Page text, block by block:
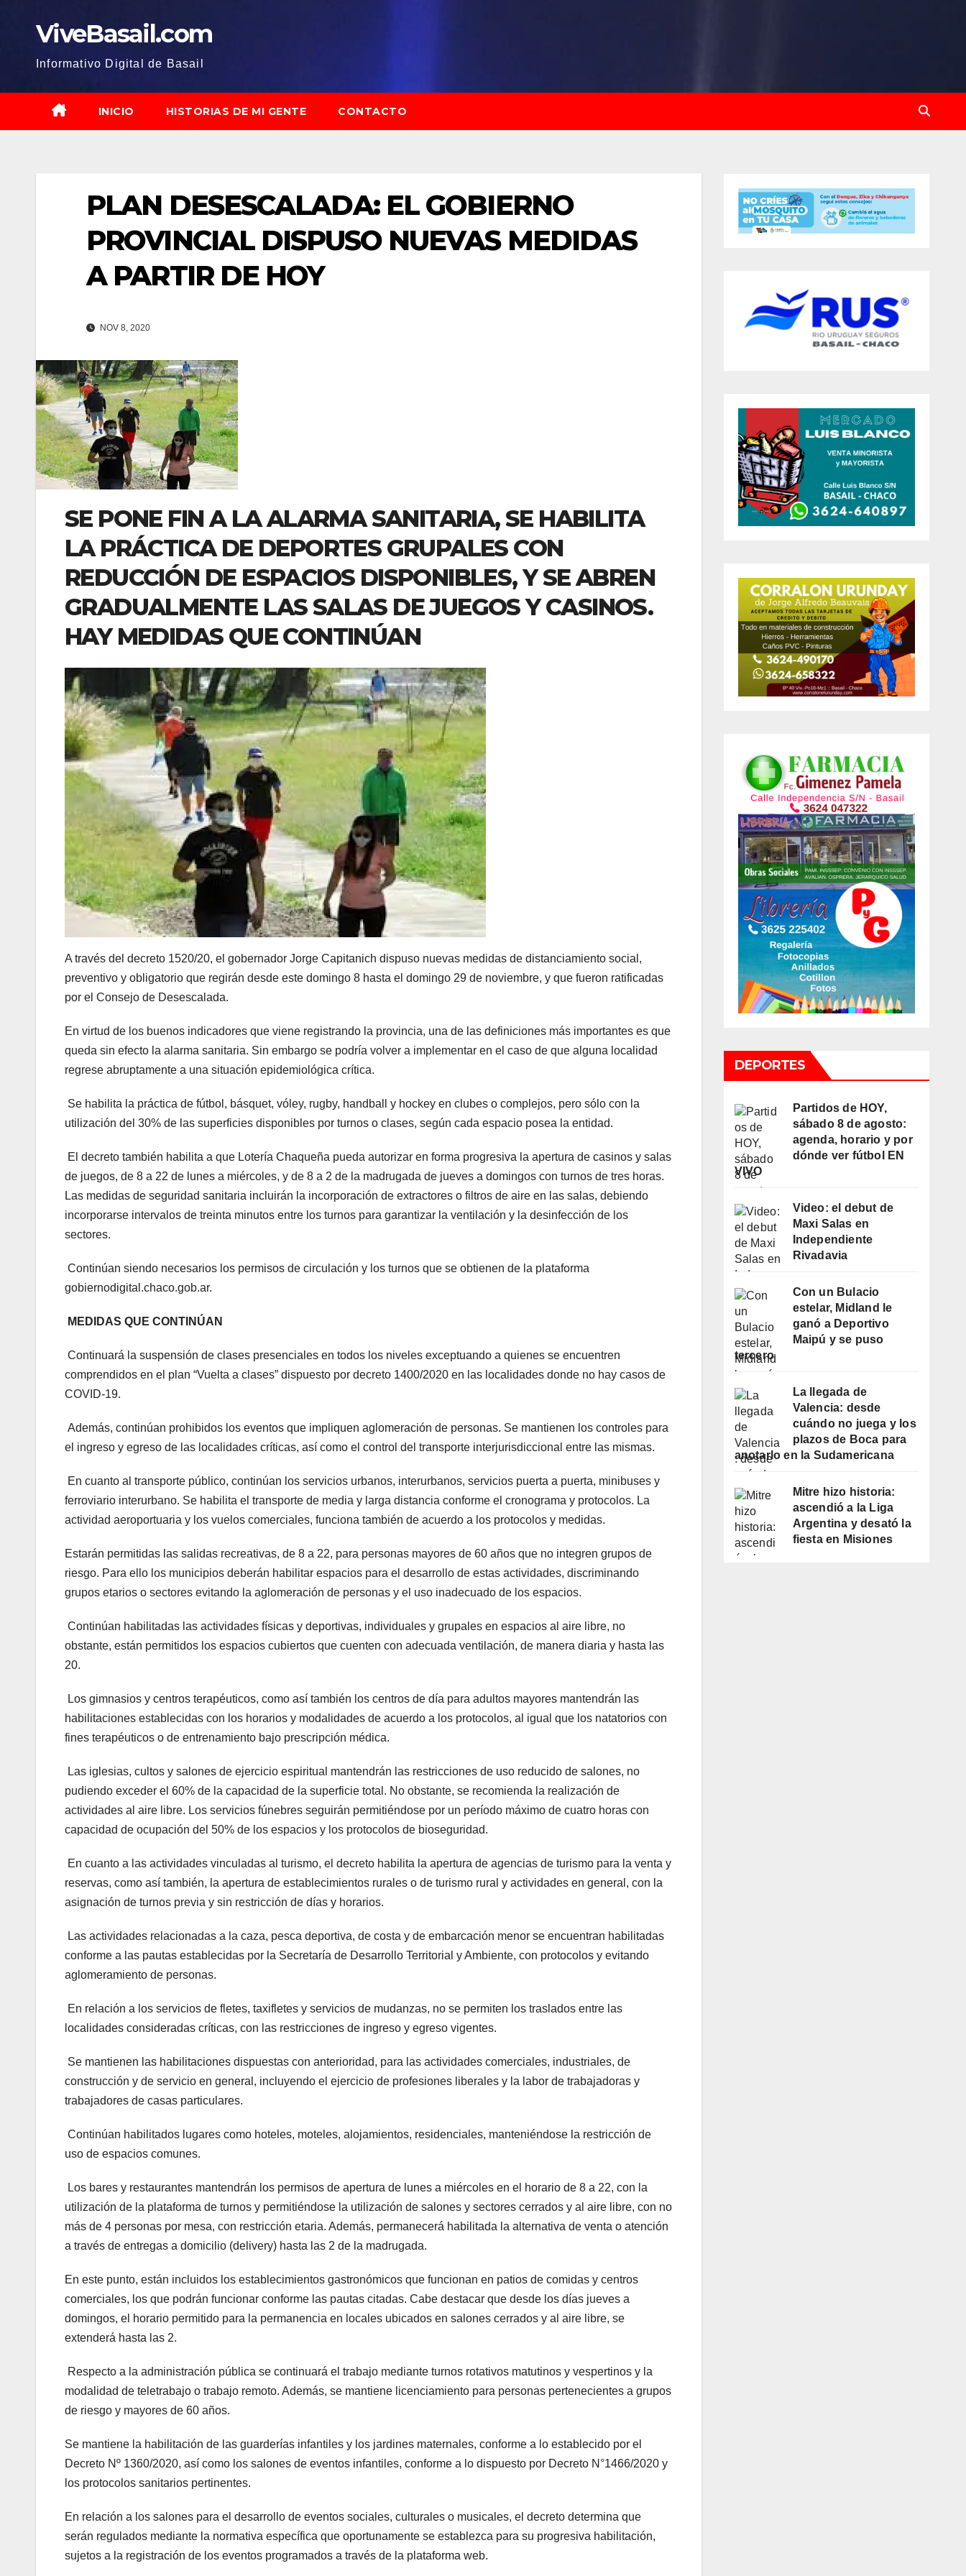
ViveBasail.com
Informativo Digital de Basail
INICIO HISTORIAS DE MI GENTE CONTACTO
PLAN DESESCALADA: EL GOBIERNO
PROVINCIAL DISPUSO NUEVAS MEDIDAS
A PARTIR DE HOY
NOV 8, 2020
SE PONE FIN A LA ALARMA SANITARIA, SE HABILITA
LA PRÁCTICA DE DEPORTES GRUPALES CON
REDUCCIÓN DE ESPACIOS DISPONIBLES, Y SE ABREN
GRADUALMENTE LAS SALAS DE JUEGOS Y CASINOS.
HAY MEDIDAS QUE CONTINÚAN
A través del decreto 1520/20, el gobernador Jorge Capitanich dispuso nuevas medidas de distanciamiento social,
preventivo y obligatorio que regirán desde este domingo 8 hasta el domingo 29 de noviembre, y que fueron ratificadas
por el Consejo de Desescalada.
En virtud de los buenos indicadores que viene registrando la provincia, una de las definiciones más importantes es que
queda sin efecto la alarma sanitaria. Sin embargo se podría volver a implementar en el caso de que alguna localidad
regrese abruptamente a una situación epidemiológica crítica.
Se habilita la práctica de fútbol, básquet, vóley, rugby, handball y hockey en clubes o complejos, pero sólo con la
utilización del 30% de las superficies disponibles por turnos o clases, según cada espacio posea la entidad.
El decreto también habilita a que Lotería Chaqueña pueda autorizar en forma progresiva la apertura de casinos y salas
de juegos, de 8 a 22 de lunes a miércoles, y de 8 a 2 de la madrugada de jueves a domingos con turnos de tres horas.
Las medidas de seguridad sanitaria incluirán la incorporación de extractores o filtros de aire en las salas, debiendo
incorporarse intervalos de treinta minutos entre los turnos para garantizar la ventilación y la desinfección de los
sectores.
Continúan siendo necesarios los permisos de circulación y los turnos que se obtienen de la plataforma
gobiernodigital.chaco.gob.ar.
MEDIDAS QUE CONTINÚAN
Continuará la suspensión de clases presenciales en todos los niveles exceptuando a quienes se encuentren
comprendidos en el plan “Vuelta a clases” dispuesto por decreto 1400/2020 en las localidades donde no hay casos de
COVID-19.
Además, continúan prohibidos los eventos que impliquen aglomeración de personas. Se mantienen los controles para
el ingreso y egreso de las localidades críticas, así como el control del transporte interjurisdiccional entre las mismas.
En cuanto al transporte público, continúan los servicios urbanos, interurbanos, servicios puerta a puerta, minibuses y
ferroviario interurbano. Se habilita el transporte de media y larga distancia conforme el cronograma y protocolos. La
actividad aeroportuaria y los vuelos comerciales, funciona también de acuerdo a los protocolos y medidas.
Estarán permitidas las salidas recreativas, de 8 a 22, para personas mayores de 60 años que no integren grupos de
riesgo. Para ello los municipios deberán habilitar espacios para el desarrollo de estas actividades, discriminando
grupos etarios o sectores evitando la aglomeración de personas y el uso inadecuado de los espacios.
Continúan habilitadas las actividades físicas y deportivas, individuales y grupales en espacios al aire libre, no
obstante, están permitidos los espacios cubiertos que cuenten con adecuada ventilación, de manera diaria y hasta las
20.
Los gimnasios y centros terapéuticos, como así también los centros de día para adultos mayores mantendrán las
habilitaciones establecidas con los horarios y modalidades de acuerdo a los protocolos, al igual que los natatorios con
fines terapéuticos o de entrenamiento bajo prescripción médica.
Las iglesias, cultos y salones de ejercicio espiritual mantendrán las restricciones de uso reducido de salones, no
pudiendo exceder el 60% de la capacidad de la superficie total. No obstante, se recomienda la realización de
actividades al aire libre. Los servicios fúnebres seguirán permitiéndose por un período máximo de cuatro horas con
capacidad de ocupación del 50% de los espacios y los protocolos de bioseguridad.
En cuanto a las actividades vinculadas al turismo, el decreto habilita la apertura de agencias de turismo para la venta y
reservas, como así también, la apertura de establecimientos rurales o de turismo rural y actividades en general, con la
asignación de turnos previa y sin restricción de días y horarios.
Las actividades relacionadas a la caza, pesca deportiva, de costa y de embarcación menor se encuentran habilitadas
conforme a las pautas establecidas por la Secretaría de Desarrollo Territorial y Ambiente, con protocolos y evitando
aglomeramiento de personas.
En relación a los servicios de fletes, taxifletes y servicios de mudanzas, no se permiten los traslados entre las
localidades consideradas críticas, con las restricciones de ingreso y egreso vigentes.
Se mantienen las habilitaciones dispuestas con anterioridad, para las actividades comerciales, industriales, de
construcción y de servicio en general, incluyendo el ejercicio de profesiones liberales y la labor de trabajadoras y
trabajadores de casas particulares.
Continúan habilitados lugares como hoteles, moteles, alojamientos, residenciales, manteniéndose la restricción de
uso de espacios comunes.
Los bares y restaurantes mantendrán los permisos de apertura de lunes a miércoles en el horario de 8 a 22, con la
utilización de la plataforma de turnos y permitiéndose la utilización de salones y sectores cerrados y al aire libre, con no
más de 4 personas por mesa, con restricción etaria. Además, permanecerá habilitada la alternativa de venta o atención
a través de entregas a domicilio (delivery) hasta las 2 de la madrugada.
En este punto, están incluidos los establecimientos gastronómicos que funcionan en patios de comidas y centros
comerciales, los que podrán funcionar conforme las pautas citadas. Cabe destacar que desde los días jueves a
domingos, el horario permitido para la permanencia en locales ubicados en salones cerrados y al aire libre, se
extenderá hasta las 2.
Respecto a la administración pública se continuará el trabajo mediante turnos rotativos matutinos y vespertinos y la
modalidad de teletrabajo o trabajo remoto. Además, se mantiene licenciamiento para personas pertenecientes a grupos
de riesgo y mayores de 60 años.
Se mantiene la habilitación de las guarderías infantiles y los jardines maternales, conforme a lo establecido por el
Decreto Nº 1360/2020, así como los salones de eventos infantiles, conforme a lo dispuesto por Decreto N°1466/2020 y
los protocolos sanitarios pertinentes.
En relación a los salones para el desarrollo de eventos sociales, culturales o musicales, el decreto determina que
serán regulados mediante la normativa específica que oportunamente se establezca para su progresiva habilitación,
sujetos a la registración de los eventos programados a través de la plataforma web.
DEPORTES
Partidos de HOY,
sábado 8 de agosto:
agenda, horario y por
dónde ver fútbol EN
VIVO
Video: el debut de
Maxi Salas en
Independiente
Rivadavia
Con un Bulacio
estelar, Midland le
ganó a Deportivo
Maipú y se puso
tercero
La llegada de
Valencia: desde
cuándo no juega y los
plazos de Boca para
anotarlo en la Sudamericana
Mitre hizo historia:
ascendió a la Liga
Argentina y desató la
fiesta en Misiones